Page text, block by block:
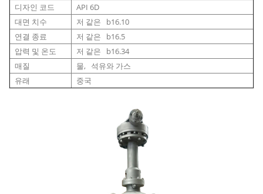
디자인 코드
API 6D
대면 치수
저 같은 b16.10
연결 종료
저 같은 b16.5
압력 및 온도
저 같은 b16.34
매질
물, 석유와 가스
유래
중국